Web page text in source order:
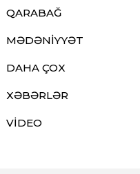
QARABAĞ
MƏDƏNİYYƏT
DAHA ÇOX
XƏBƏRLƏR
VİDEO